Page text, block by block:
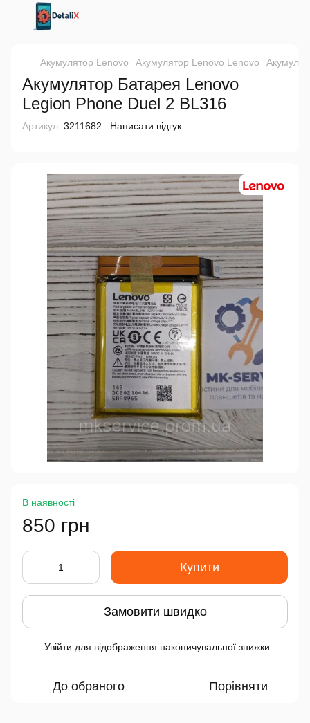
Акумулятор Lenovo Акумулятор Lenovo Lenovo
Акумулятор Батарея Lenovo
Legion Phone Duel 2 BL316
Артикул: 3211682 Написати відгук
В наявності
850 грн
Купити
Замовити швидко
Увійти для відображення накопичувальної знижки
До обраного Порівняти